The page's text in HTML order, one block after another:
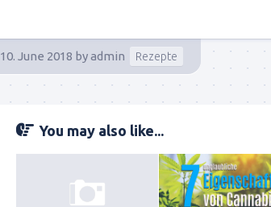
10. June 2018 byadmin Rezepte
You may also like...